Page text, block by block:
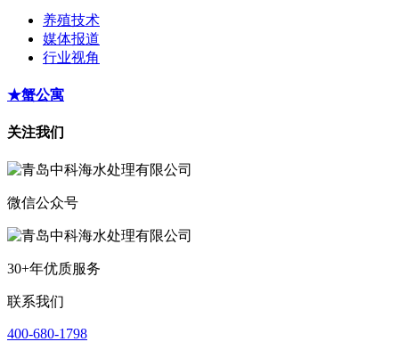
养殖技术
媒体报道
行业视角
★蟹公寓
关注我们
微信公众号
30+年优质服务
联系我们
400-680-1798